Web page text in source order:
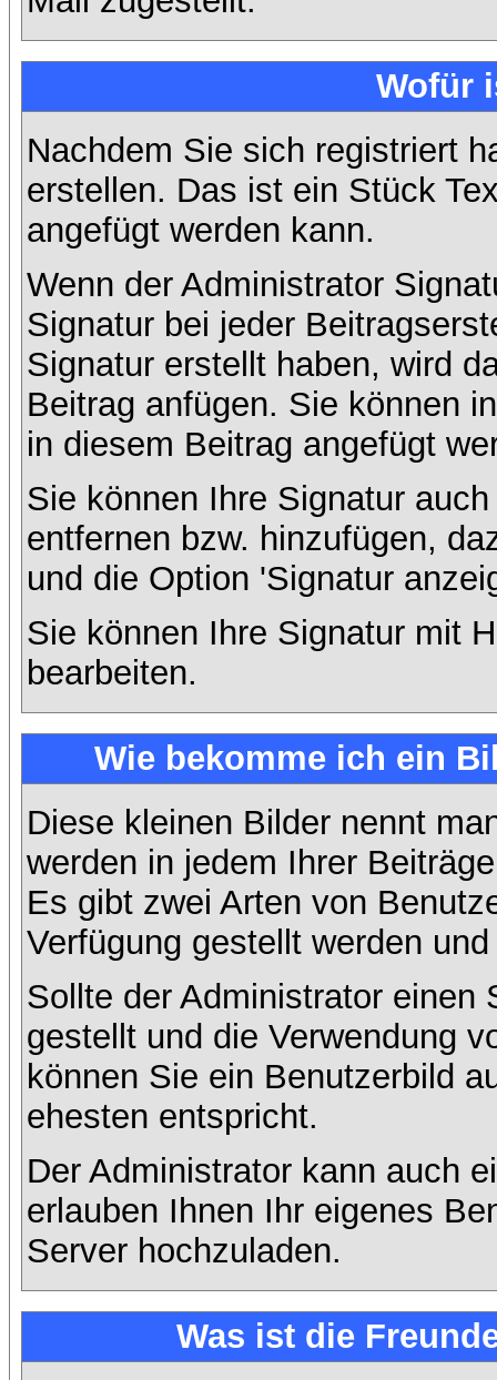
Wofür
Nachdem Sie sich registriert
erstellen. Das ist ein Stück
angefügt werden kann.
Wenn der Administrator
Signatur bei jeder
Signatur erstellt haben, wird
Beitrag anfügen. Sie können
in diesem Beitrag angefügt
Sie können Ihre Signatur
entfernen bzw. hinzufügen,
und die Option 'Signatur
Sie können Ihre Signatur mit
bearbeiten.
Wie bekomme ich ein
Diese kleinen Bilder nennt
werden in jedem Ihrer
Es gibt zwei Arten von
Verfügung gestellt werden
Sollte der Administrator einen
gestellt und die Verwendung
können Sie ein Benutzerbild
ehesten entspricht.
Der Administrator kann auch
erlauben Ihnen Ihr eigenes
Server hochzuladen.
Was ist die